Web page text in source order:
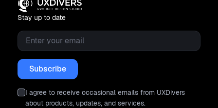
Stay up to date
Email
I agree to receive occasional emails from UXDivers
about products, updates, and services.